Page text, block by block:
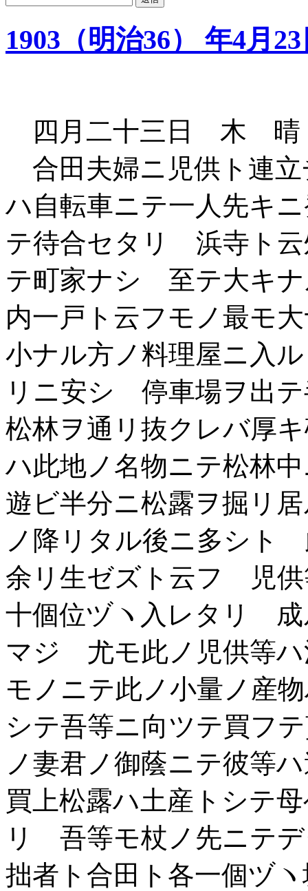
1903（明治36） 年4月
四月二十三日 木 晴
合田夫婦ニ児供ト連
ハ自転車ニテ一人先キ
テ待合セタリ 浜寺ト云
テ町家ナシ 至テ大キ
内一戸ト云フモノ最モ
小ナル方ノ料理屋ニ入
リニ安シ 停車場ヲ出
松林ヲ通リ抜クレバ厚
ハ此地ノ名物ニテ松林
遊ビ半分ニ松露ヲ掘リ
ノ降リタル後ニ多シト
余リ生ゼズト云フ 児供
十個位ヅヽ入レタリ 成
マジ 尤モ此ノ児供等ハ
モノニテ此ノ小量ノ産
シテ吾等ニ向ツテ買フ
ノ妻君ノ御蔭ニテ彼等
買上松露ハ土産トシテ
リ 吾等モ杖ノ先ニテ
拙者ト合田ト各一個ヅ